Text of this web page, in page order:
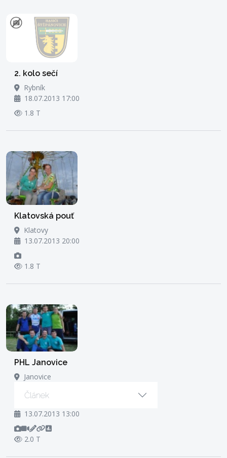
2. kolo sečí
Rybník
18.07.2013 17:00
1.8 T
Klatovská pouť
Klatovy
13.07.2013 20:00
1.8 T
PHL Janovice
Janovice
Článek
13.07.2013 13:00
2.0 T